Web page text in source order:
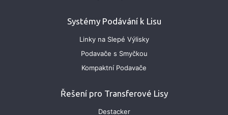
Systémy Podávání k Lisu
Linky na Slepé Výlisky
Podavače s Smyčkou
Kompaktní Podavače
Řešení pro Transferové Lisy
Destacker